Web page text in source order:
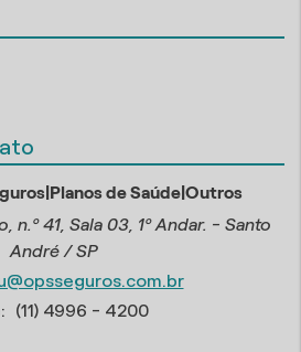
de Saúde|Outros
n.º 41, Sala 03, 1º Andar. - Santo
André / SP
(11) 4996 - 4200